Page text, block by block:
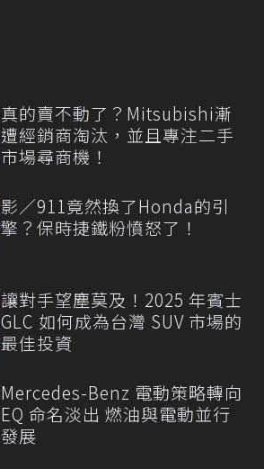
真的賣不動了？Mitsubishi漸
遭經銷商淘汰，並且專注二手
市場尋商機！
影／911竟然換了Honda的引
擎？保時捷鐵粉憤怒了！
讓對手望塵莫及！2025 年賓士
GLC 如何成為台灣 SUV 市場的
最佳投資
Mercedes-Benz 電動策略轉向
EQ 命名淡出 燃油與電動並行
發展